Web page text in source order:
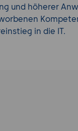
und höherer
in die IT.